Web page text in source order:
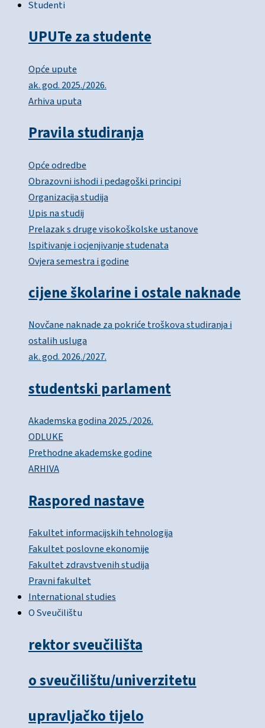
Studenti
UPUTe za studente
Opće upute
ak. god. 2025./2026.
Arhiva uputa
Pravila studiranja
Opće odredbe
Obrazovni ishodi i pedagoški principi
Organizacija studija
Upis na studij
Prelazak s druge visokoškolske ustanove
Ispitivanje i ocjenjivanje studenata
Ovjera semestra i godine
cijene školarine i ostale naknade
Novčane naknade za pokriće troškova studiranja i
ostalih usluga
ak. god. 2026./2027.
studentski parlament
Akademska godina 2025./2026.
ODLUKE
Prethodne akademske godine
ARHIVA
Raspored nastave
Fakultet informacijskih tehnologija
Fakultet poslovne ekonomije
Fakultet zdravstvenih studija
Pravni fakultet
International studies
O Sveučilištu
rektor sveučilišta
o sveučilištu/univerzitetu
upravljačko tijelo